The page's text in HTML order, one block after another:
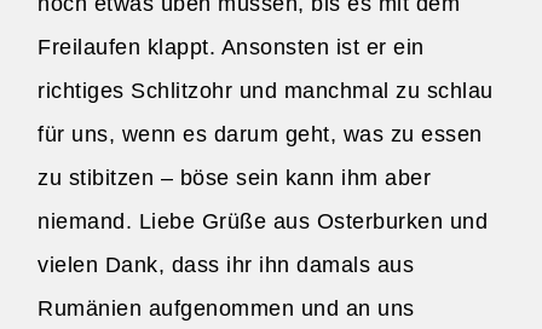
Freilaufen klappt. Ansonsten ist er ein
richtiges Schlitzohr und manchmal zu schlau
für uns, wenn es darum geht, was zu essen
zu stibitzen – böse sein kann ihm aber
niemand. Liebe Grüße aus Osterburken und
vielen Dank, dass ihr ihn damals aus
Rumänien aufgenommen und an uns